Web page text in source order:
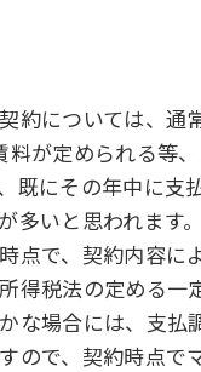
約については、通
料が定められる等
既にその年中に支
多いと思われます
点で、契約内容に
得税法の定める一
な場合には、支払
ので、契約時点で